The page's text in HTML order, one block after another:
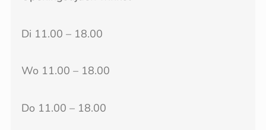
Di 11.00 – 18.00
Wo 11.00 – 18.00
Do 11.00 – 18.00